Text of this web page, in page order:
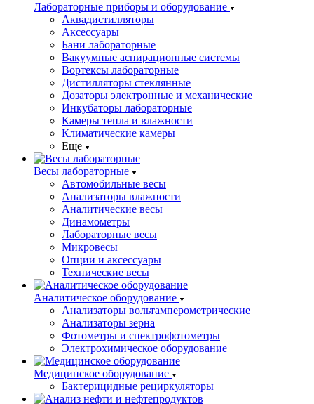
Лабораторные приборы и оборудование
Аквадистилляторы
Аксессуары
Бани лабораторные
Вакуумные аспирационные системы
Вортексы лабораторные
Дистилляторы стеклянные
Дозаторы электронные и механические
Инкубаторы лабораторные
Камеры тепла и влажности
Климатические камеры
Еще
Весы лабораторные
Автомобильные весы
Анализаторы влажности
Аналитические весы
Динамометры
Лабораторные весы
Микровесы
Опции и аксессуары
Технические весы
Аналитическое оборудование
Анализаторы вольтамперометрические
Анализаторы зерна
Фотометры и спектрофотометры
Электрохимическое оборудование
Медицинское оборудование
Бактерицидные рециркуляторы